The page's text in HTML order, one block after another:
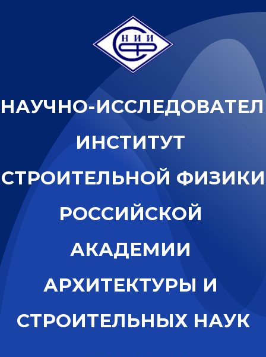
НАУЧНО-ИССЛЕДОВАТЕЛ
ИНСТИТУТ
СТРОИТЕЛЬНОЙ ФИЗИКИ
РОССИЙСКОЙ
АКАДЕМИИ
АРХИТЕКТУРЫ И
СТРОИТЕЛЬНЫХ НАУК